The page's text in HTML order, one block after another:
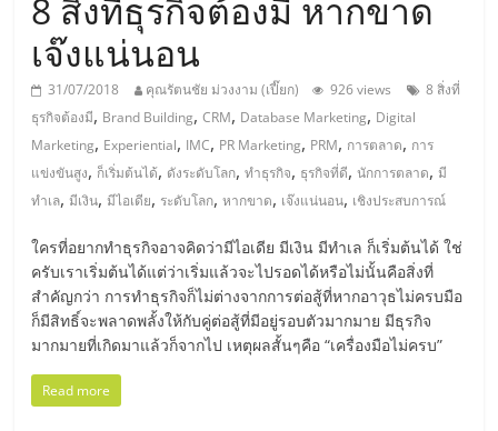
เอ
ส
เอ็
มอี
ไทย,
SMEs,
แฟ
8 สิ่งที่ธุรกิจต้องมี หากขาด
เจ๊งแน่นอน
31/07/2018 คุณรัตนชัย ม่วงงาม (เปี๊ยก) 926 views
8 สิ่งที่
ธุรกิจต้องมี, Brand Building,CRM, Database Marketing, Digital
Marketing, Experiential, IMC, PR Marketing, PRM, การตลาด, การ
แข่งขันสูง, ก็เริ่มต้นได้, ดังระดับโลก,ทำธุรกิจ, ธุรกิจที่ดี,นักการตลาด,มี
ทำเล,มีเงิน,มีไอเดีย, ระดับโลก,หากขาด, เจ๊งแน่นอน, เชิงประสบการณ์
ใครที่อยากทำธุรกิจอาจคิดว่ามีไอเดีย มีเงิน มีทำเล ก็เริ่มต้นได้ ใช่
ครับเราเริ่มต้นได้แต่ว่าเริ่มแล้วจะไปรอดได้หรือไม่นั้นคือสิ่งที่
สำคัญกว่า การทำธุรกิจก็ไม่ต่างจากการต่อสู้ที่หากอาวุธไม่ครบมือ
ก็มีสิทธิ์จะพลาดพลั้งให้กับคู่ต่อสู้ที่มีอยู่รอบตัวมากมาย มีธุรกิจ
มากมายที่เกิดมาแล้วก็จากไป เหตุผลสั้นๆคือ “เครื่องมือไม่ครบ”
Read more